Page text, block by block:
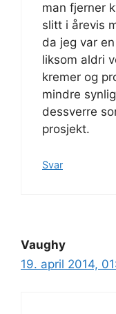
man fjerner
slitt i årevis
da jeg var
liksom aldri
kremer og
mindre
dessverre
prosjekt.
Svar
Vaughy
19. april 2014,